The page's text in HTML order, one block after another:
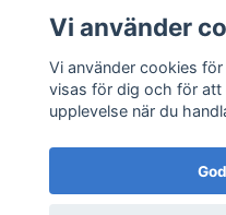
Vi använder
Vi använder cookies
visas för dig och för att
upplevelse när du